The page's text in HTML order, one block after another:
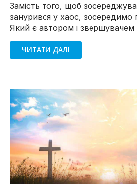
Замість того, щоб
занурився у хаос, зосередимо
Який є автором і звершувачем
ЧИТАТИ ДАЛІ